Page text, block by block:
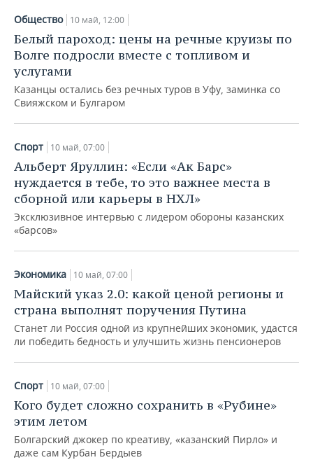
ТЕЛЕКОММУНИКАЦИИ
БИЗНЕС-БРАНЧИ
ONLINE-КОНФЕРЕНЦИИ
ОТКРЫТАЯ ЛЕКЦИЯ
ФУТБОЛ
ХОККЕЙ
БАСКЕТБОЛ
ВОЛЕЙБОЛ
КИБЕРСПОРТ
ФИГУРНОЕ КАТАНИЕ
ВОДНЫЕ ВИДЫ СПОРТА
ХОККЕЙ С МЯЧОМ
НОВОСТИ ОБЩЕСТВА
ВЛАСТЬ
ИНФРАСТРУКТУРА
ИСТОРИЯ
КУЛЬТУРА
МЕДИЦИНА
ОБРАЗОВАНИЕ
ПРОИСШЕСТВИЯ
ФОТОГАЛЕРЕЯ
СЮЖЕТЫ
СПРАВОЧНИК
СПИСОК ПЕРСОН
СПИСОК КОМПАНИЙ
ПОЛНАЯ ВЕРСИЯ
Общество 10 май, 12:00
Белый пароход: цены на речные круизы по
Волге подросли вместе с топливом и
услугами
Казанцы остались без речных туров в Уфу, заминка со
Свияжском и Булгаром
Спорт 10 май, 07:00
Альберт Яруллин: «Если «Ак Барс»
нуждается в тебе, то это важнее места в
сборной или карьеры в НХЛ»
Эксклюзивное интервью с лидером обороны казанских
«барсов»
Экономика 10 май, 07:00
Майский указ 2.0: какой ценой регионы и
страна выполнят поручения Путина
Станет ли Россия одной из крупнейших экономик, удастся
ли победить бедность и улучшить жизнь пенсионеров
Спорт 10 май, 07:00
Кого будет сложно сохранить в «Рубине»
этим летом
Болгарский джокер по креативу, «казанский Пирло» и
даже сам Курбан Бердыев